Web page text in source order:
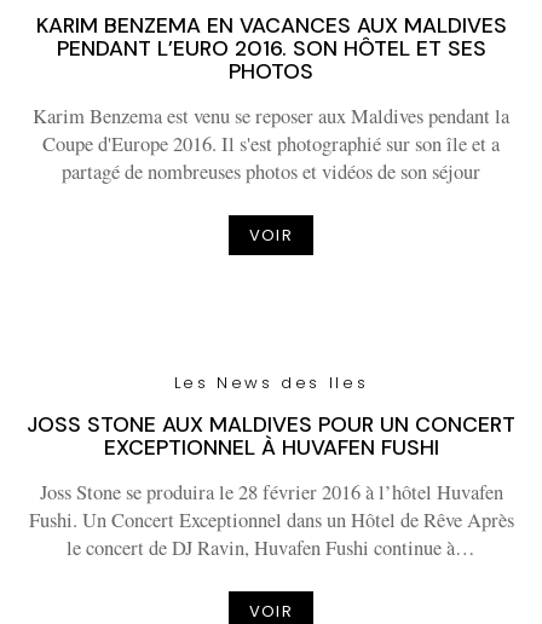
KARIM BENZEMA EN VACANCES AUX MALDIVES
PENDANT L’EURO 2016. SON HÔTEL ET SES
PHOTOS
Karim Benzema est venu se reposer aux Maldives pendant la
Coupe d'Europe 2016. Il s'est photographié sur son île et a
partagé de nombreuses photos et vidéos de son séjour
VOIR
Les News des Iles
JOSS STONE AUX MALDIVES POUR UN CONCERT
EXCEPTIONNEL À HUVAFEN FUSHI
Joss Stone se produira le 28 février 2016 à l’hôtel Huvafen
Fushi. Un Concert Exceptionnel dans un Hôtel de Rêve Après
le concert de DJ Ravin, Huvafen Fushi continue à…
VOIR